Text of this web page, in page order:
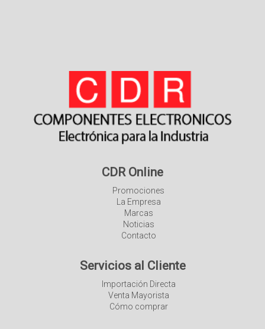
CDR Online
Promociones
La Empresa
Marcas
Noticias
Contacto
Servicios al Cliente
Importación Directa
Venta Mayorista
Cómo comprar